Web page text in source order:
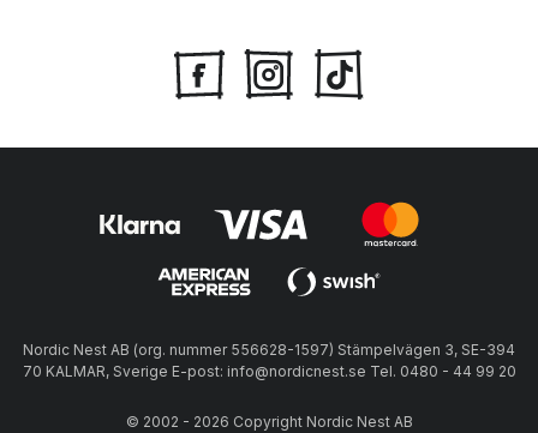
Nordic Nest AB (org. nummer 556628-1597) Stämpelvägen 3, SE-394
70 KALMAR, Sverige E-post: info@nordicnest.se Tel. 0480 - 44 99 20
© 2002 - 2026 Copyright Nordic Nest AB